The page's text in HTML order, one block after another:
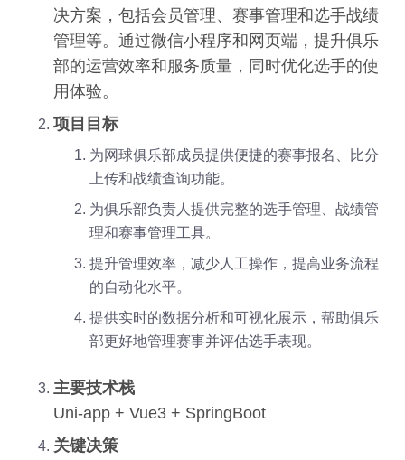
决方案，包括会员管理、赛事管理和选手战绩
管理等。通过微信小程序和网页端，提升俱乐
部的运营效率和服务质量，同时优化选手的使
用体验。
项目目标
为网球俱乐部成员提供便捷的赛事报名、比分
上传和战绩查询功能。
为俱乐部负责人提供完整的选手管理、战绩管
理和赛事管理工具。
提升管理效率，减少人工操作，提高业务流程
的自动化水平。
提供实时的数据分析和可视化展示，帮助俱乐
部更好地管理赛事并评估选手表现。
主要技术栈
Uni-app + Vue3 + SpringBoot
关键决策